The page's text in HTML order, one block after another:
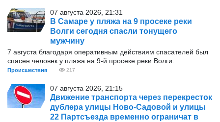
07 августа 2026, 21:31
В Самаре у пляжа на 9 просеке реки
Волги сегодня спасли тонущего
мужчину
7 августа благодаря оперативным действиям спасателей был
спасен человек у пляжа на 9-й просеке реки Волги.
Происшествия 217
07 августа 2026, 21:15
Движение транспорта через перекресток
дублера улицы Ново-Садовой и улицы
22 Партсъезда временно ограничат в